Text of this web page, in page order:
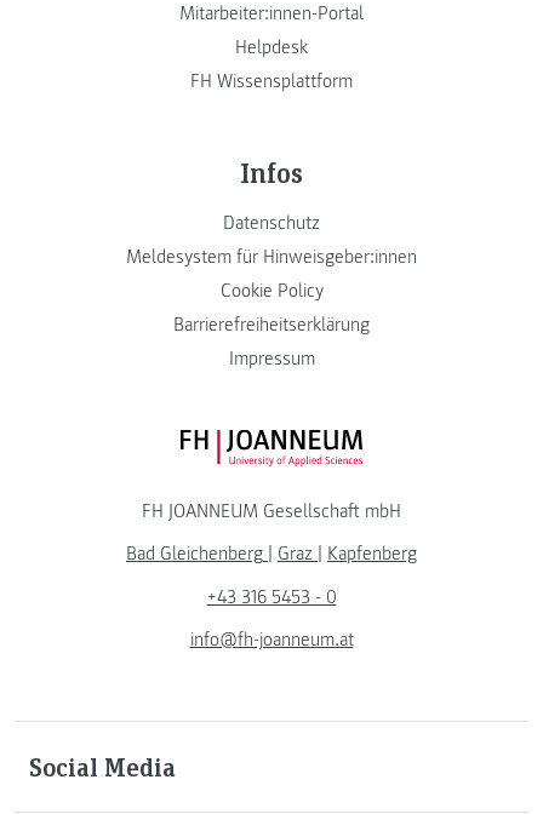
Mitarbeiter:innen-Portal
Helpdesk
FH Wissensplattform
Infos
Datenschutz
Meldesystem für Hinweisgeber:innen
Cookie Policy
Barrierefreiheitserklärung
Impressum
FH JOANNEUM Logo
FH JOANNEUM Gesellschaft mbH
Bad Gleichenberg
Graz
Kapfenberg
+43 316 5453 - 0
info@fh-joanneum.at
Social Media